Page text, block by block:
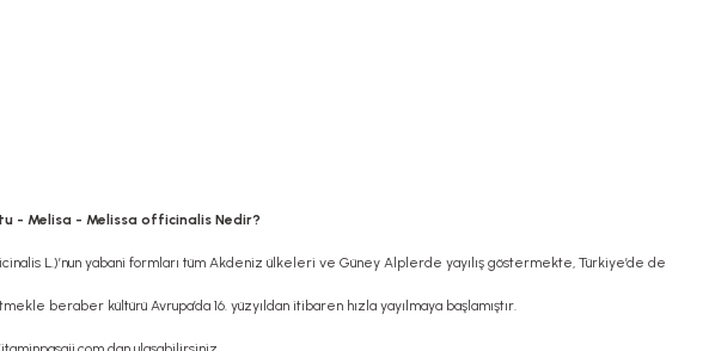
- Melisa - Melissa officinalis Nedir?
L.)’nun yabani formları tüm Akdeniz ülkeleri ve Güney Alplerde yayılış göstermekte, Türkiye’de de
beraber kültürü Avrupa’da 16. yüzyıldan itibaren hızla yayılmaya başlamıştır.